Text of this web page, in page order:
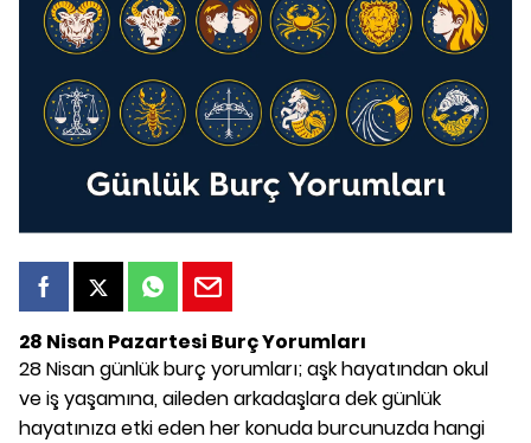
28 Nisan Pazartesi Burç Yorumları
28 Nisan günlük burç yorumları; aşk hayatından okul
ve iş yaşamına, aileden arkadaşlara dek günlük
hayatınıza etki eden her konuda burcunuzda hangi